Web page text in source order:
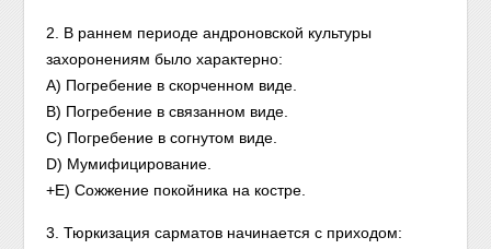
2. В раннем периоде андроновской культуры
захоронениям было характерно:
A) Погребение в скорченном виде.
B) Погребение в связанном виде.
C) Погребение в согнутом виде.
D) Мумифицирование.
+E) Сожжение покойника на костре.
3. Тюркизация сарматов начинается с приходом: